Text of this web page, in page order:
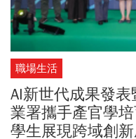
職場生活
AI新世代成果發
業署攜手產官學
學生展現跨域創